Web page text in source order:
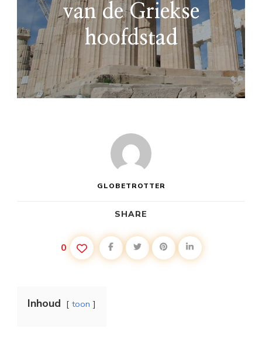
van de Griekse
hoofdstad
GLOBETROTTER
SHARE
0
Inhoud toon